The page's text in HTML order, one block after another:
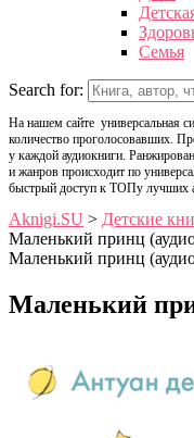
Семья
Search for:
На нашем сайте универсальная
количество проголосовавших.
у каждой аудиокниги.
и жанров происходит по
быстрый доступ к ТОПу лучших
Aknigi.SU > Детские
Маленький принц
Маленький принц
Маленький